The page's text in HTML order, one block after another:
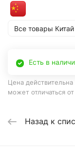
Все товары Китай
Есть в
Цена
может отличаться
Назад к